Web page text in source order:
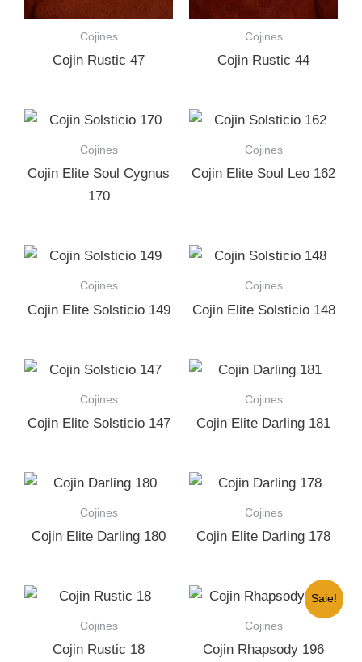
Cojines
Cojin Rustic 47
Cojines
Cojin Rustic 44
Cojines
Cojin Elite Soul Cygnus
170
Cojines
Cojin Elite Soul Leo 162
Cojines
Cojin Elite Solsticio 149
Cojines
Cojin Elite Solsticio 148
Cojines
Cojin Elite Solsticio 147
Cojines
Cojin Elite Darling 181
Cojines
Cojin Elite Darling 180
Cojines
Cojin Elite Darling 178
Cojines
Cojin Rustic 18
Sale!
Cojines
Cojin Rhapsody 196